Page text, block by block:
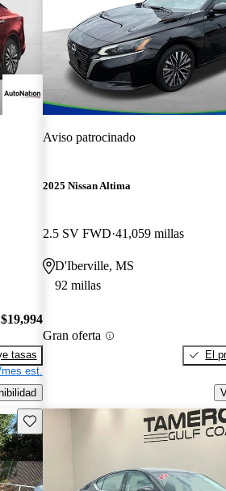
$19,994
tasas
est.
Aviso patrocinado
2025 Nissan Altima
2.5 SV FWD 41,059 millas
D'Iberville, MS
92 millas
Gran oferta
El
Guarda este Aviso